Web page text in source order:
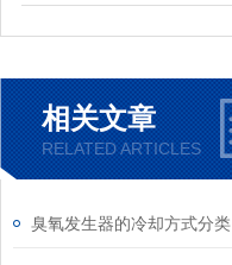
相关文章
RELATED ARTICLES
臭氧发生器的冷却方式分类